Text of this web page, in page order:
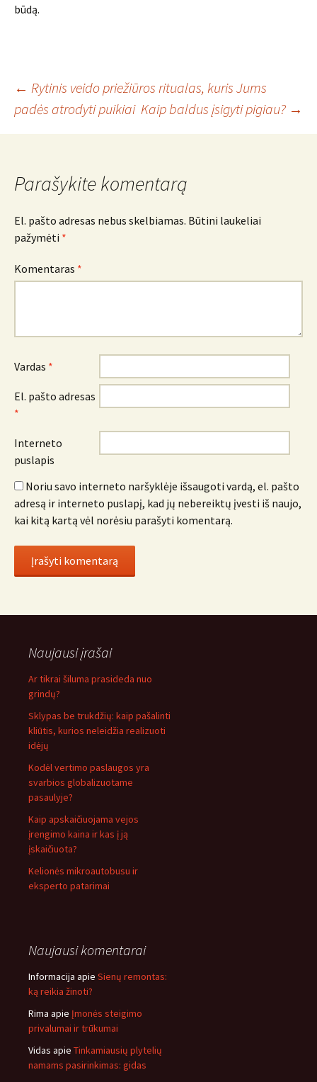
būdą.
Įrašo
navigacija
← Rytinis veido priežiūros ritualas, kuris Jums
padės atrodyti puikiai Kaip baldus įsigyti pigiau? →
Parašykite komentarą
El. pašto adresas nebus skelbiamas. Būtini laukeliai
pažymėti *
Komentaras *
Vardas *
El. pašto adresas
*
Interneto
puslapis
Noriu savo interneto naršyklėje išsaugoti vardą, el. pašto
adresą ir interneto puslapį, kad jų nebereiktų įvesti iš naujo,
kai kitą kartą vėl norėsiu parašyti komentarą.
Naujausi įrašai
Ar tikrai šiluma prasideda nuo
grindų?
Sklypas be trukdžių: kaip pašalinti
kliūtis, kurios neleidžia realizuoti
idėjų
Kodėl vertimo paslaugos yra
svarbios globalizuotame
pasaulyje?
Kaip apskaičiuojama vejos
įrengimo kaina ir kas į ją
įskaičiuota?
Kelionės mikroautobusu ir
eksperto patarimai
Naujausi komentarai
Informacija apie Sienų remontas:
ką reikia žinoti?
Rima apie Įmonės steigimo
privalumai ir trūkumai
Vidas apie Tinkamiausių plytelių
namams pasirinkimas: gidas